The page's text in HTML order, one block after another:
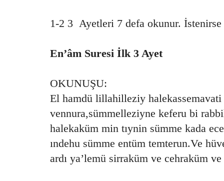
1-2 3 Ayetleri 7 defa okunur.
En’âm Suresi İlk 3 Ayet
OKUNUŞU:
El hamdü lillahilleziy
vennura,sümmelleziyne keferu bi
halekaküm min tıynin sümme kada
ındehu sümme entüm temterun.Ve
ardı ya’lemü sirraküm ve cehraküm